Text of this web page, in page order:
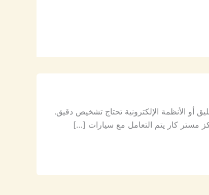
أو الأنظمة الإلكترونية تحتاج تشخيص دقيق.
مستر كار يتم التعامل مع سيارات […]